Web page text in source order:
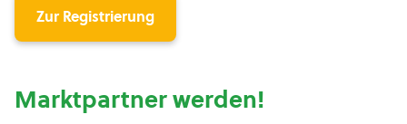
Zur Registrierung
Marktpartner werden!